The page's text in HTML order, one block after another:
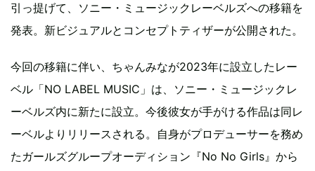
引っ提げて、ソニー・ミュージックレーベルズへの移籍を
発表。新ビジュアルとコンセプトティザーが公開された。
今回の移籍に伴い、ちゃんみなが2023年に設立したレー
ベル「NO LABEL MUSIC」は、ソニー・ミュージックレ
ーベルズ内に新たに設立。今後彼女が手がける作品は同レ
ーベルよりリリースされる。自身がプロデューサーを務め
たガールズグループオーディション『No No Girls』から